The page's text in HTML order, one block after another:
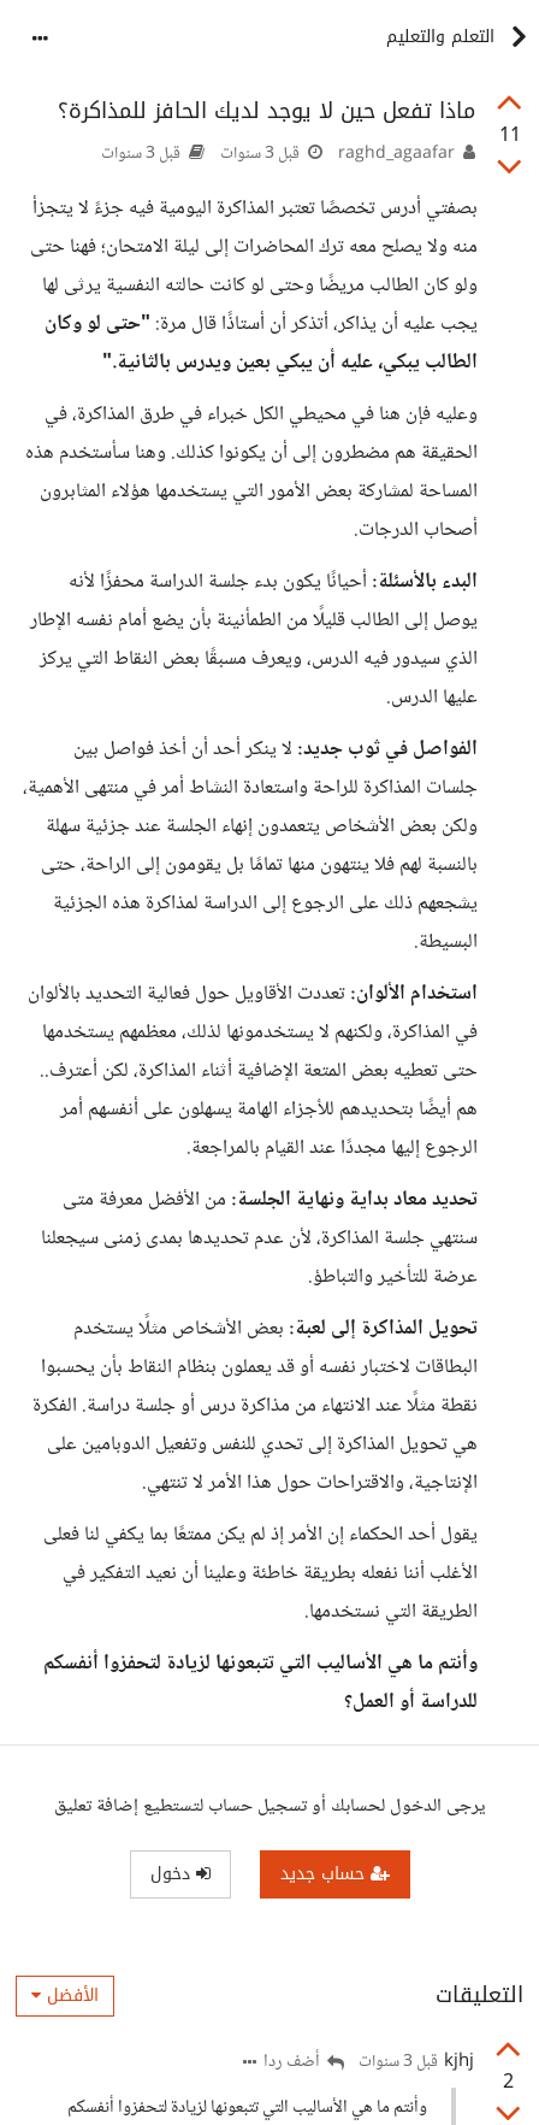
التعلم والتعليم
11
ماذا تفعل حين لا يوجد لديك الحافز للمذاكرة؟
قبل 3 سنوات قبل 3 سنوات
بصفتي أدرس تخصصًا تعتبر المذاكرة اليومية فيه جزءً لا يتجزأ
منه ولا يصلح معه ترك المحاضرات إلى ليلة الامتحان؛ فهنا حتى
ولو كان الطالب مريضًا وحتى لو كانت حالته النفسية يرثى لها
يجب عليه أن يذاكر، أتذكر أن أستاذًا قال مرة: "حتى لو وكان
الطالب يبكي، عليه أن يبكي بعين ويدرس بالثانية."
وعليه فإن هنا في محيطي الكل خبراء في طرق المذاكرة، في
الحقيقة هم مضطرون إلى أن يكونوا كذلك. وهنا سأستخدم هذه
المساحة لمشاركة بعض الأمور التي يستخدمها هؤلاء المثابرون
أصحاب الدرجات.
البدء بالأسئلة: أحيانًا يكون بدء جلسة الدراسة محفزًا لأنه
يوصل إلى الطالب قليلًا من الطمأنينة بأن يضع أمام نفسه الإطار
الذي سيدور فيه الدرس، ويعرف مسبقًا بعض النقاط التي يركز
عليها الدرس.
الفواصل في ثوب جديد: لا ينكر أحد أن أخذ فواصل بين
جلسات المذاكرة للراحة واستعادة النشاط أمر في منتهى الأهمية،
ولكن بعض الأشخاص يتعمدون إنهاء الجلسة عند جزئية سهلة
بالنسبة لهم فلا ينتهون منها تمامًا بل يقومون إلى الراحة، حتى
يشجعهم ذلك على الرجوع إلى الدراسة لمذاكرة هذه الجزئية
البسيطة.
استخدام الألوان:تعددت الأقاويل حول فعالية التحديد بالألوان
في المذاكرة، ولكنهم لا يستخدمونها لذلك، معظمهم يستخدمها
حتى تعطيه بعض المتعة الإضافية أثناء المذاكرة، لكن أعترف..
هم أيضًا بتحديدهم للأجزاء الهامة يسهلون على أنفسهم أمر
الرجوع إليها مجددًا عند القيام بالمراجعة.
تحديد معاد بداية ونهاية الجلسة: من الأفضل معرفة متى
سنتهي جلسة المذاكرة، لأن عدم تحديدها بمدى زمنى سيجعلنا
عرضة للتأخير والتباطؤ.
تحويل المذاكرة إلى لعبة: بعض الأشخاص مثلًا يستخدم
البطاقات لاختبار نفسه أو قد يعملون بنظام النقاط بأن يحسبوا
نقطة مثلًا عند الانتهاء من مذاكرة درس أو جلسة دراسة. الفكرة
هي تحويل المذاكرة إلى تحدي للنفس وتفعيل الدوبامين على
الإنتاجية، والاقتراحات حول هذا الأمر لا تنتهي.
يقول أحد الحكماء إن الأمر إذ لم يكن ممتعًا بما يكفي لنا فعلى
الأغلب أننا نفعله بطريقة خاطئة وعلينا أن نعيد التفكير في
الطريقة التي نستخدمها.
وأنتم ما هي الأساليب التي تتبعونها لزيادة لتحفزوا أنفسكم
للدراسة أو العمل؟
يرجى الدخول لحسابك أو تسجيل حساب لتستطيع إضافة تعليق
حساب جديد دخول
التعليقات الأفضل
2
kjhj قبل 3 سنوات
أضف ردا
وأنتم ما هي الأساليب التي تتبعونها لزيادة لتحفزوا أنفسكم